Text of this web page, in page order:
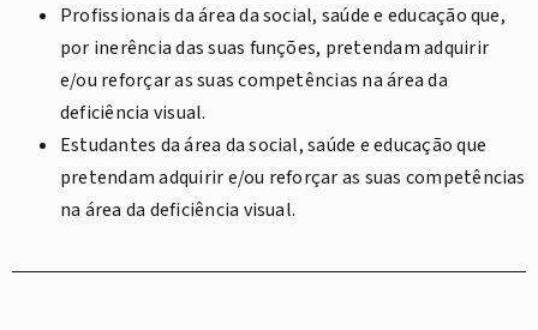
Profissionais da área da social, saúde e educação que,
por inerência das suas funções, pretendam adquirir
e/ou reforçar as suas competências na área da
deficiência visual.
Estudantes da área da social, saúde e educação que
pretendam adquirir e/ou reforçar as suas competências
na área da deficiência visual.